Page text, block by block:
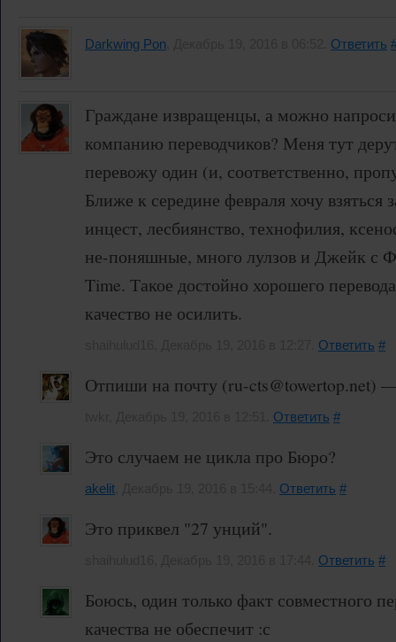
Darkwing Pon Ответить
Граждане извращенцы, а можно
компанию переводчиков? Меня тут
перевожу один (и, соответственно,
Ближе к середине февраля хочу взяться
инцест, лесбиянство, технофилия,
не-поняшные, много лулзов и Джейк с
Time. Такое достойно хорошего
качество не осилить.
Ответить #
Отпиши на почту (ru-cts@towertop.net)
Ответить #
Это случаем не цикла про Бюро?
akelit Ответить #
Это приквел "27 унций".
Ответить #
Боюсь, один только факт совместного
качества не обеспечит :с